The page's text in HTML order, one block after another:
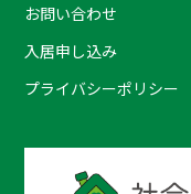
お問い合わせ
入居申し込み
プライバシーポリシー